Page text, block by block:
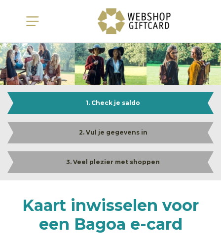
1. Check je saldo
2. Vul je gegevens in
3. Veel plezier met shoppen
Kaart inwisselen voor
een Bagoa e-card